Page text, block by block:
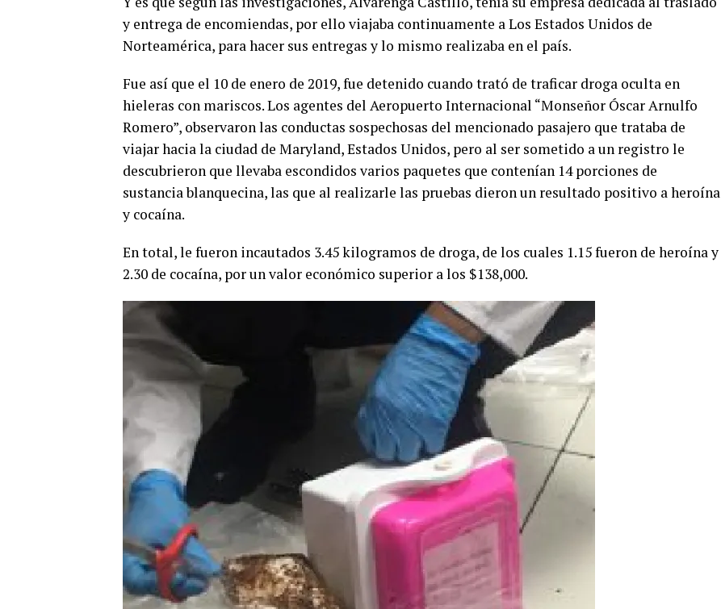
y entrega de encomiendas, por ello viajaba continuamente a Los Estados Unidos de
Norteamérica, para hacer sus entregas y lo mismo realizaba en el país.
Fue así que el 10 de enero de 2019, fue detenido cuando trató de traficar droga oculta en
hieleras con mariscos. Los agentes del Aeropuerto Internacional “Monseñor Óscar Arnulfo
Romero”, observaron las conductas sospechosas del mencionado pasajero que trataba de
viajar hacia la ciudad de Maryland, Estados Unidos, pero al ser sometido a un registro le
descubrieron que llevaba escondidos varios paquetes que contenían 14 porciones de
sustancia blanquecina, las que al realizarle las pruebas dieron un resultado positivo a heroína
y cocaína.
En total, le fueron incautados 3.45 kilogramos de droga, de los cuales 1.15 fueron de heroína y
2.30 de cocaína, por un valor económico superior a los $138,000.